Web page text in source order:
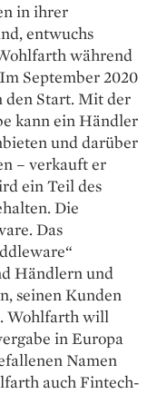
in ­ihrer
entwuchs
während
September 2020
den Start. Mit der
kann ein Händler
und darüber
– verkauft er
ein Teil des
Die
Das
Händlern und
seinen Kunden
Wohlfarth will
in Europa
Namen
auch Fintech-